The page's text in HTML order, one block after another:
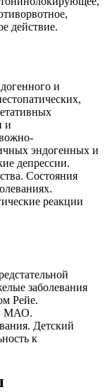
действие.
и
и
эндогенных и
депрессии.
Состояния
реакции
заболевания
Рейе.
МАО.
Детский
к